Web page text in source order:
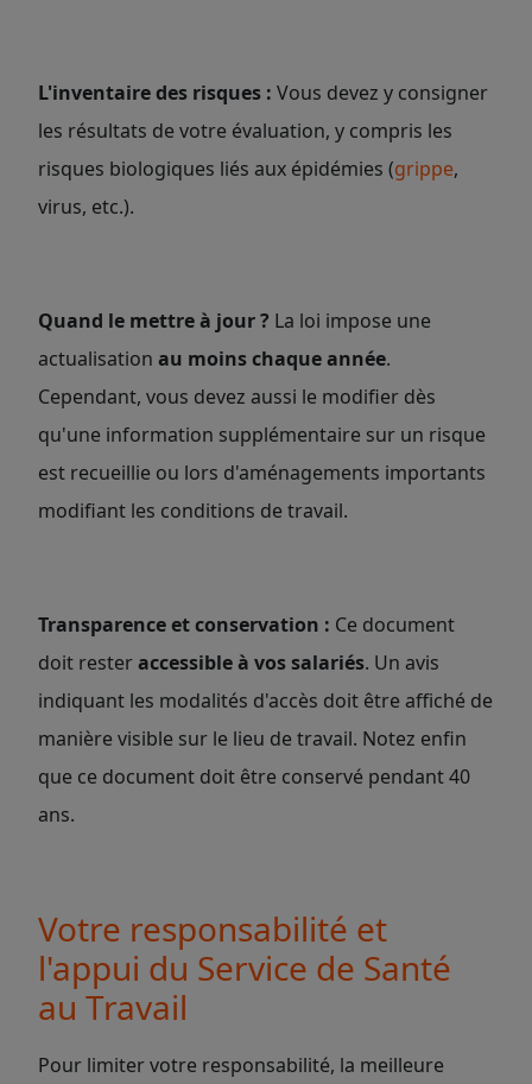
L'inventaire des risques : Vous devez y consigner
les résultats de votre évaluation, y compris les
risques biologiques liés aux épidémies (grippe,
virus, etc.).
Quand le mettre à jour ? La loi impose une
actualisation au moins chaque année.
Cependant, vous devez aussi le modifier dès
qu'une information supplémentaire sur un risque
est recueillie ou lors d'aménagements importants
modifiant les conditions de travail.
Transparence et conservation : Ce document
doit resteraccessible à vos salariés. Un avis
indiquant les modalités d'accès doit être affiché de
manière visible sur le lieu de travail. Notez enfin
que ce document doit être conservé pendant 40
ans.
Votre responsabilité et
l'appui du Service de Santé
au Travail
Pour limiter votre responsabilité, la meilleure